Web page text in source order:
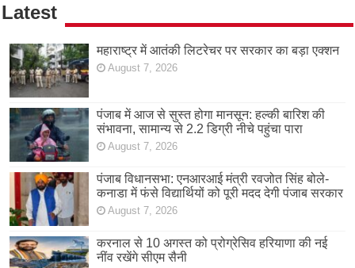
Latest
महाराष्ट्र में आतंकी लिटरेचर पर सरकार का बड़ा एक्शन
August 7, 2026
पंजाब में आज से सुस्त होगा मानसून: हल्की बारिश की
संभावना, सामान्य से 2.2 डिग्री नीचे पहुंचा पारा
August 7, 2026
पंजाब विधानसभा: एनआरआई मंत्री रवजोत सिंह बोले-
कनाडा में फंसे विद्यार्थियों को पूरी मदद देगी पंजाब सरकार
August 7, 2026
करनाल से 10 अगस्त को प्रोग्रेसिव हरियाणा की नई
नींव रखेंगे सीएम सैनी